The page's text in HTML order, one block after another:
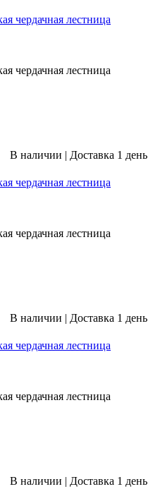
чердачная лестница
чердачная лестница
В наличии | Доставка 1 день
чердачная лестница
чердачная лестница
В наличии | Доставка 1 день
чердачная лестница
чердачная лестница
В наличии | Доставка 1 день